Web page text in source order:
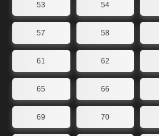
53 54
57 58
61 62
65 66
69 70